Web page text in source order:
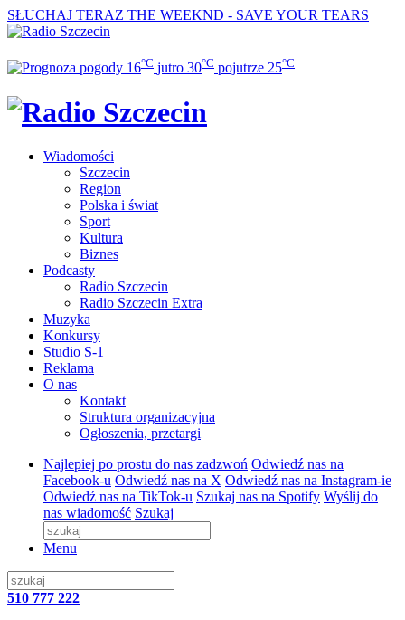
SŁUCHAJ TERAZ THE WEEKND - SAVE YOUR TEARS
16°C jutro 30°C pojutrze 25°C
Wiadomości
Szczecin
Region
Polska i świat
Sport
Kultura
Biznes
Podcasty
Radio Szczecin
Radio Szczecin Extra
Muzyka
Konkursy
Studio S-1
Reklama
O nas
Kontakt
Struktura organizacyjna
Ogłoszenia, przetargi
Najlepiej po prostu do nas zadzwoń Odwiedź nas na
Facebook-u Odwiedź nas na X Odwiedź nas na Instagram-ie
Odwiedź nas na TikTok-u Szukaj nas na Spotify Wyślij do
nas wiadomość Szukaj
Menu
510 777 222